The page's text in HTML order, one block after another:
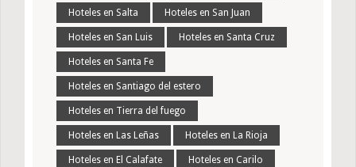
Hoteles en Salta Hoteles en San Juan
Hoteles en San Luis Hoteles en Santa Cruz
Hoteles en Santa Fe
Hoteles en Santiago del estero
Hoteles en Tierra del fuego
Hoteles en Las Leñas Hoteles en La Rioja
Hoteles en El Calafate Hoteles en Carilo